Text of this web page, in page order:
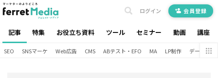
記事 特集 お役立ち資料 ツール セミナー 動画 講座
ログイン 会員登録
SEO SNSマーケ Web広告 CMS ABテスト・EFO MA LP制作 データ分析